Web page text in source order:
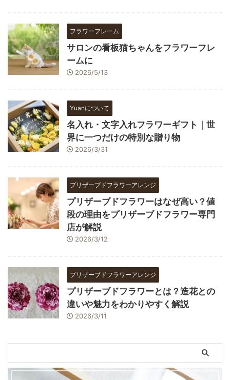
フラワーフレーム
サロンの看板猫ちゃんをフラワーフレ
ームに
2026/5/13
Yuanについて
名入れ・文字入れフラワーギフト｜世
界に一つだけの特別な贈り物
2026/3/31
プリザーブドフラワーアレンジ
プリザーブドフラワーはなぜ高い？値
段の理由をプリザーブドフラワー専門
店が解説
2026/3/12
プリザーブドフラワーアレンジ
プリザーブドフラワーとは？造花との
違いや魅力をわかりやすく解説
2026/3/11